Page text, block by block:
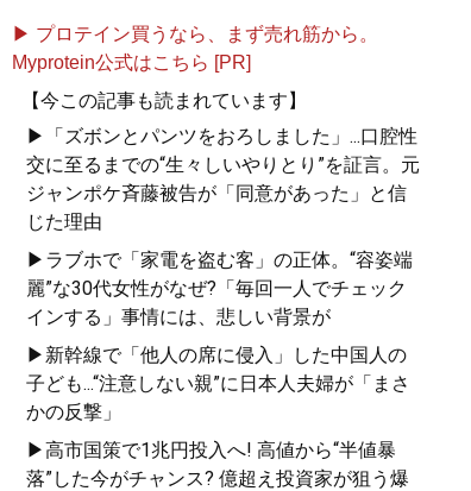
▶ プロテイン買うなら、まず売れ筋から。
Myprotein公式はこちら [PR]
【今この記事も読まれています】
▶「ズボンとパンツをおろしました」...口腔性
交に至るまでの“生々しいやりとり”を証言。元
ジャンポケ斉藤被告が「同意があった」と信
じた理由
▶ラブホで「家電を盗む客」の正体。“容姿端
麗”な30代女性がなぜ?「毎回一人でチェック
インする」事情には、悲しい背景が
▶新幹線で「他人の席に侵入」した中国人の
子ども...“注意しない親”に日本人夫婦が「まさ
かの反撃」
▶高市国策で1兆円投入へ! 高値から“半値暴
落”した今がチャンス? 億超え投資家が狙う爆